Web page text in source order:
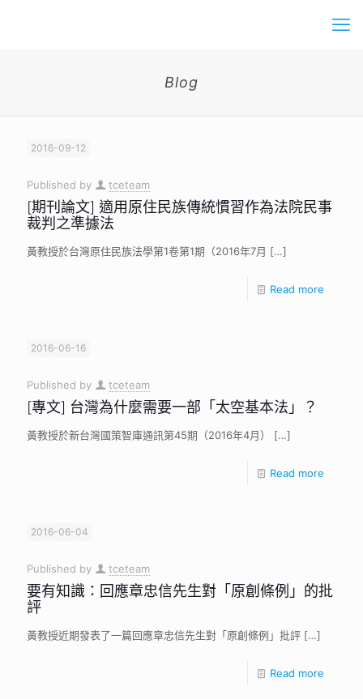
Blog
2016-09-12
Published by tceteam
[期刊論文] 適用原住民族傳統慣習作為法院民事
裁判之準據法
黃教授於台灣原住民族法學第1卷第1期（2016年7月 […]
Read more
2016-06-16
Published by tceteam
[專文] 台灣為什麼需要一部「太空基本法」？
黃教授於新台灣國策智庫通訊第45期（2016年4月） […]
Read more
2016-06-04
Published by tceteam
要有知識：回應章忠信先生對「原創條例」的批
評
黃教授近期發表了一篇回應章忠信先生對「原創條例」批評 […]
Read more